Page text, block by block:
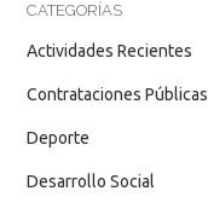
CATEGORÍAS
Actividades Recientes
Contrataciones Públicas
Deporte
Desarrollo Social